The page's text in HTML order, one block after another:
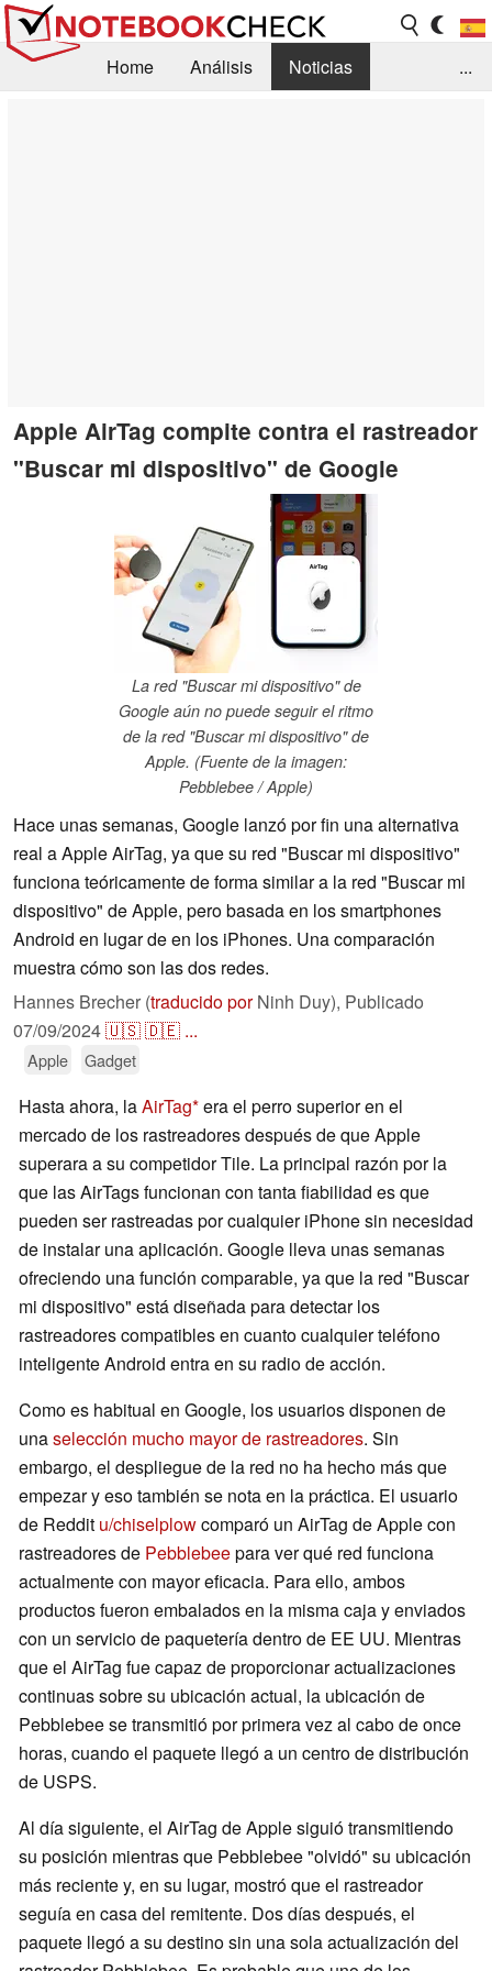
Home Análisis
Noticias
...
Apple AirTag compite contra el rastreador
"Buscar mi dispositivo" de Google
La red "Buscar mi dispositivo" de
Google aún no puede seguir el ritmo
de la red "Buscar mi dispositivo" de
Apple. (Fuente de la imagen:
Pebblebee / Apple)
Hace unas semanas, Google lanzó por fin una alternativa
real a Apple AirTag, ya que su red "Buscar mi dispositivo"
funciona teóricamente de forma similar a la red "Buscar mi
dispositivo" de Apple, pero basada en los smartphones
Android en lugar de en los iPhones. Una comparación
muestra cómo son las dos redes.
Hannes Brecher (traducido porNinh Duy), Publicado
07/09/2024🇺🇸🇩🇪 ...
Apple Gadget
Hasta ahora, laAirTag era el perro superior en el
mercado de los rastreadores después de que Apple
superara a su competidor Tile. La principal razón por la
que las AirTags funcionan con tanta fiabilidad es que
pueden ser rastreadas por cualquier iPhone sin necesidad
de instalar una aplicación. Google lleva unas semanas
ofreciendo una función comparable, ya que la red "Buscar
mi dispositivo" está diseñada para detectar los
rastreadores compatibles en cuanto cualquier teléfono
inteligente Android entra en su radio de acción.
Como es habitual en Google, los usuarios disponen de
unaselección mucho mayor de rastreadores. Sin
embargo, el despliegue de la red no ha hecho más que
empezar y eso también se nota en la práctica. El usuario
de Reddit u/chiselplowcomparó un AirTag de Apple con
rastreadores de Pebblebeepara ver qué red funciona
actualmente con mayor eficacia. Para ello, ambos
productos fueron embalados en la misma caja y enviados
con un servicio de paquetería dentro de EE UU. Mientras
que el AirTag fue capaz de proporcionar actualizaciones
continuas sobre su ubicación actual, la ubicación de
Pebblebee se transmitió por primera vez al cabo de once
horas, cuando el paquete llegó a un centro de distribución
de USPS.
Al día siguiente, el AirTag de Apple siguió transmitiendo
su posición mientras que Pebblebee "olvidó" su ubicación
más reciente y, en su lugar, mostró que el rastreador
seguía en casa del remitente. Dos días después, el
paquete llegó a su destino sin una sola actualización del